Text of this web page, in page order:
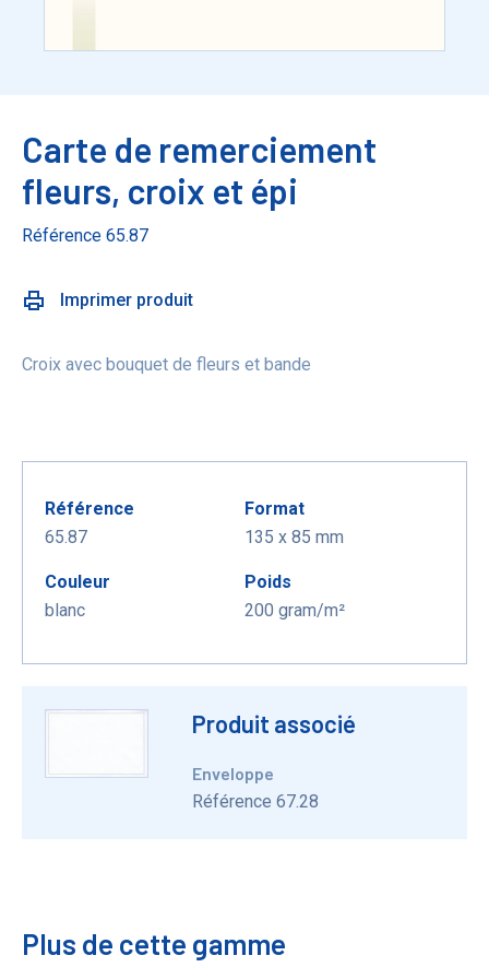
Carte de remerciement
fleurs, croix et épi
Référence 65.87
Imprimer produit
Croix avec bouquet de fleurs et bande
Référence
65.87
Format
135 x 85 mm
Couleur
blanc
Poids
200 gram/m²
Produit associé
Enveloppe
Référence 67.28
Plus de cette gamme